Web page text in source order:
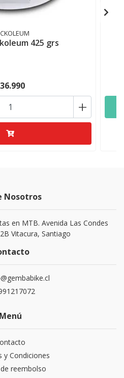
425 grs
+
Nosotros
en MTB. Avenida Las Condes
Vitacura, Santiago
Menú
y Condiciones
reembolso